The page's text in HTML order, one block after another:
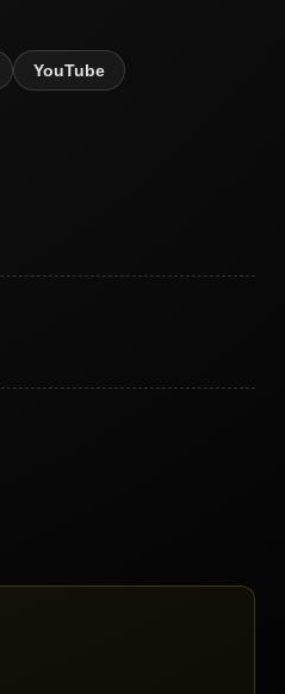
YouTube